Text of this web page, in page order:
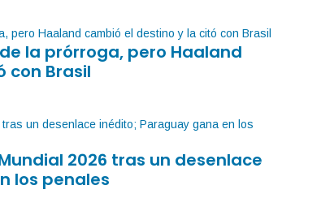
la prórroga, pero Haaland
con Brasil
2026 tras un desenlace
los penales